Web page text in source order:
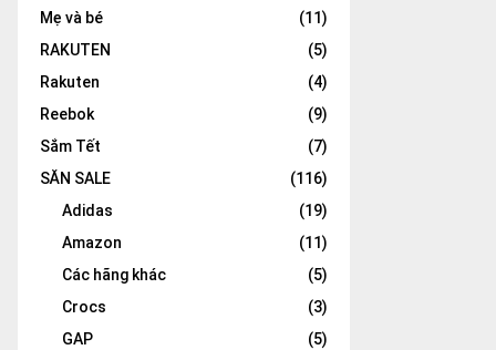
Mẹ và bé
(11)
RAKUTEN
(5)
Rakuten
(4)
Reebok
(9)
Sắm Tết
(7)
SĂN SALE
(116)
Adidas
(19)
Amazon
(11)
Các hãng khác
(5)
Crocs
(3)
GAP
(5)